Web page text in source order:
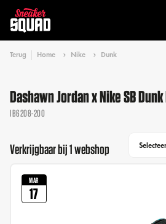
Terug Home Nike Dunk
Dashawn Jordan x Nike SB
IB6208-200
Verkrijgbaar bij 1 webshop
MAR
17